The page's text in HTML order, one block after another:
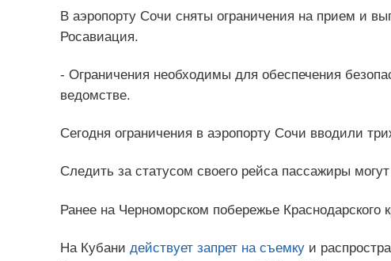
В аэропорту Сочи сняты ограничения на прием и
Росавиация.
- Ограничения необходимы для обеспечения
ведомстве.
Сегодня ограничения в аэропорту Сочи вводили
Следить за статусом своего рейса пассажиры
Ранее на Черноморском побережье Краснодарского
На Кубани действует запрет на съемкуи